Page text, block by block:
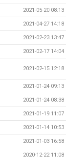
2021-05-20 08:13
2021-04-27 14:18
2021-02-23 13:47
2021-02-17 14:04
2021-02-15 12:18
2021-01-24 09:13
2021-01-24 08:38
2021-01-19 11:07
2021-01-14 10:53
2021-01-03 16:58
2020-12-22 11:08